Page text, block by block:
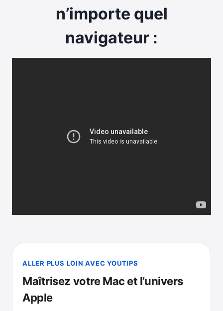
n’importe quel
navigateur :
ALLER PLUS LOIN AVEC YOUTIPS
Maîtrisez votre Mac et l’univers
Apple